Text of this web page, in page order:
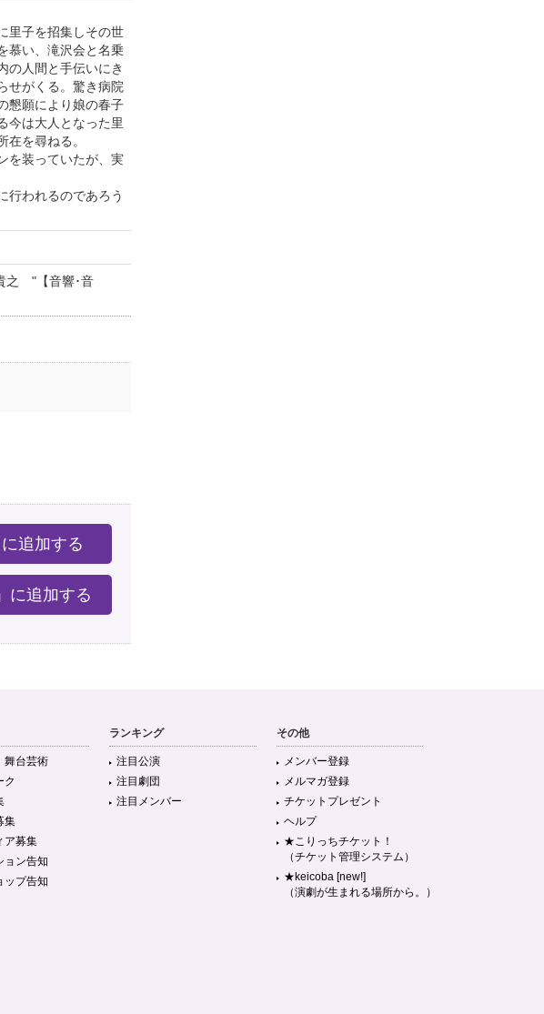
里子を招集しその世
慕い、滝沢会と名乗
の人間と手伝いにき
せがくる。驚き病院
懇願により娘の春子
今は大人となった里
を尋ねる。
を装っていたが、実
行われるのであろう
之 "【音響･音
に追加する
に追加する
舞台芸術
ク
集
ア募集
ョン告知
ップ告知
ランキング
注目公演
注目劇団
注目メンバー
その他
メンバー登録
メルマガ登録
チケットプレゼント
ヘルプ
★こりっちチケット！
（チケット管理システム）
★keicoba [new!]
（演劇が生まれる場所から。）